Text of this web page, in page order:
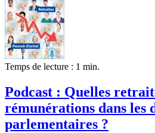
Temps de lecture : 1 min.
Podcast : Quelles
rémunérations dans les
parlementaires ?